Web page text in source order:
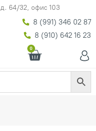
64/32, офис 103
8 (991) 346 02 87
8 (910) 642 16 23
0